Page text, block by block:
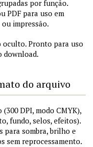
por função.
PDF para uso em
impressão.
oculto. Pronto para uso
download.
do arquivo
DPI, modo CMYK),
fundo, selos, efeitos).
para sombra, brilho e
sem reprocessamento.